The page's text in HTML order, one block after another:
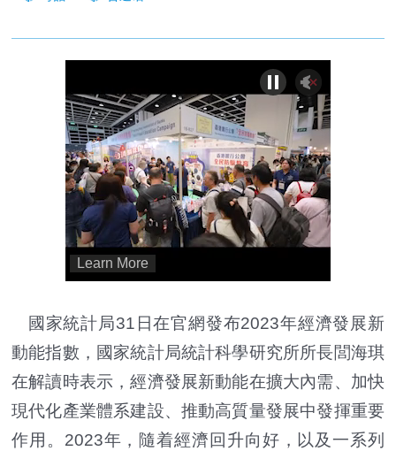
國家統計局31日在官網發布2023年經濟發展新
動能指數，國家統計局統計科學研究所所長閭海琪
在解讀時表示，經濟發展新動能在擴大內需、加快
現代化產業體系建設、推動高質量發展中發揮重要
作用。2023年，隨着經濟回升向好，以及一系列